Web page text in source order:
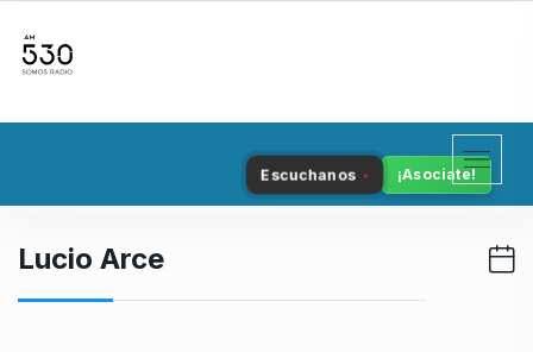
Escuchanos ¡Asociate!
Lucio Arce